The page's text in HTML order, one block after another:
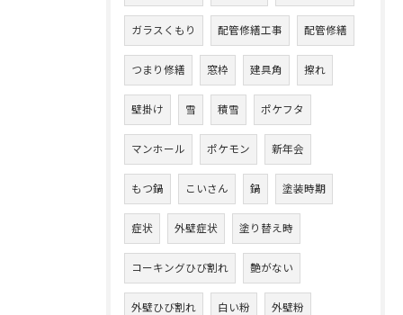
ガラスくもり 配管修繕工事 配管修繕
つまり修繕 窓枠 建具角 擦れ
壁掛け 雪 積雪 ポケフタ
マンホール ポケモン 新年会
もつ鍋 こいさん 鍋 塗装時期
症状 外壁症状 塗り替え時
コーキングひび割れ 艶がない
外壁ひび割れ 白い粉 外壁粉